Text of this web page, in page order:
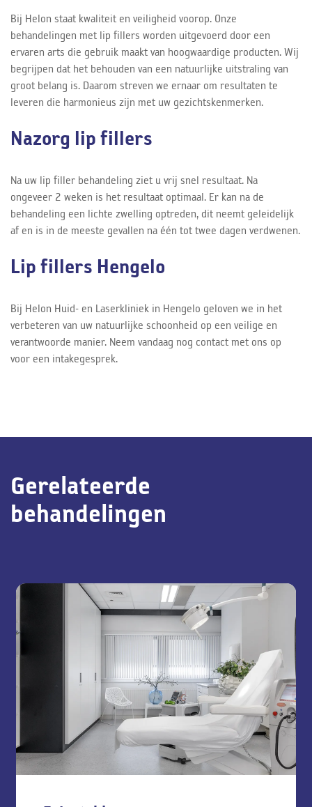
Bij Helon staat kwaliteit en veiligheid voorop. Onze
behandelingen met lip fillers worden uitgevoerd door een
ervaren arts die gebruik maakt van hoogwaardige producten. Wij
begrijpen dat het behouden van een natuurlijke uitstraling van
groot belang is. Daarom streven we ernaar om resultaten te
leveren die harmonieus zijn met uw gezichtskenmerken.
Nazorg lip fillers
Na uw lip filler behandeling ziet u vrij snel resultaat. Na
ongeveer 2 weken is het resultaat optimaal. Er kan na de
behandeling een lichte zwelling optreden, dit neemt geleidelijk
af en is in de meeste gevallen na één tot twee dagen verdwenen.
Lip fillers Hengelo
Bij Helon Huid- en Laserkliniek in Hengelo geloven we in het
verbeteren van uw natuurlijke schoonheid op een veilige en
verantwoorde manier. Neem vandaag nog contact met ons op
voor een intakegesprek.
Gerelateerde
behandelingen